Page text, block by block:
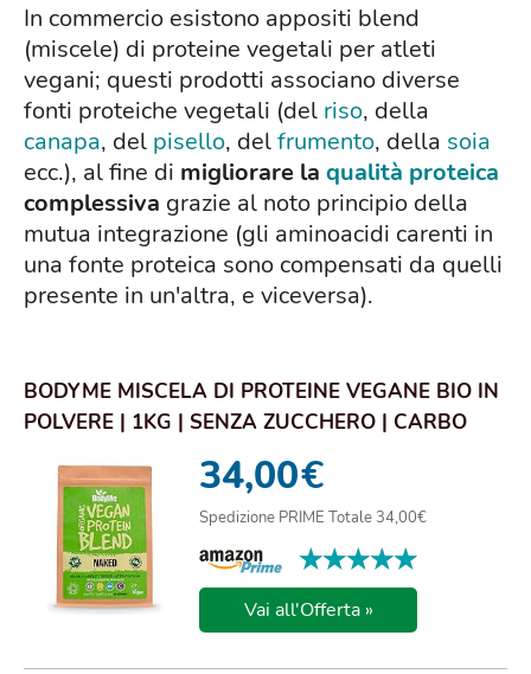
In commercio esistono appositi blend
(miscele) di proteine vegetali per atleti
vegani; questi prodotti associano diverse
fonti proteiche vegetali (del riso, della
canapa, del pisello, delfrumento, della soia
ecc.), al fine di migliorare la qualità proteica
complessiva grazie al noto principio della
mutua integrazione (gli aminoacidi carenti in
una fonte proteica sono compensati da quelli
presente in un'altra, e viceversa).
BODYME MISCELA DI PROTEINE VEGANE BIO IN
POLVERE | 1KG | SENZA ZUCCHERO | CARBO
34,00€
Spedizione PRIME Totale 34,00€
★★★★★
★★★★★
Vai all'Offerta »